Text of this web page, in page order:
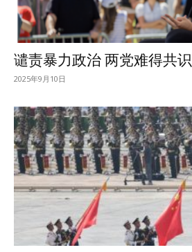
谴责暴力政治 两党难得共识
2025年9月10日